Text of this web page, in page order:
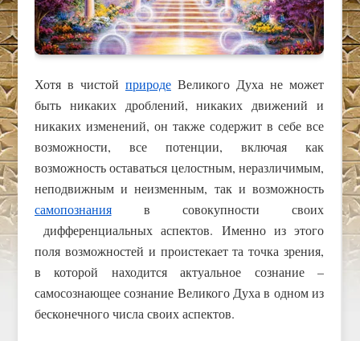
Хотя в чистой природеВеликого Духа не может
быть никаких дроблений, никаких движений и
никаких изменений, он также содержит в себе все
возможности, все потенции, включая как
возможность оставаться целостным, неразличимым,
неподвижным и неизменным, так и возможность
самопознанияв совокупности своих
дифференциальных аспектов. Именно из этого
поля возможностей и проистекает та точка зрения,
в которой находится актуальное сознание –
самосознающее сознание Великого Духа в одном из
бесконечного числа своих аспектов.